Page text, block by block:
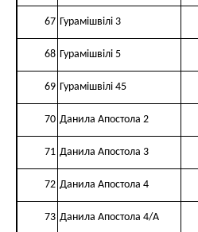
67 Гурамішвілі 3
68 Гурамішвілі 5
69 Гурамішвілі 45
70 Данила Апостола 2
71 Данила Апостола 3
72 Данила Апостола 4
73 Данила Апостола 4/А